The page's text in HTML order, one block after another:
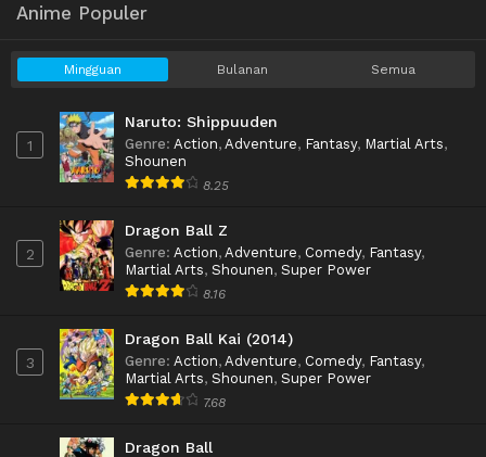
Anime Populer
Mingguan Bulanan Semua
1
Naruto: Shippuuden
Genre: Action, Adventure, Fantasy, Martial Arts,
Shounen
8.25
2
Dragon Ball Z
Genre: Action, Adventure, Comedy, Fantasy,
Martial Arts, Shounen, Super Power
8.16
3
Dragon Ball Kai (2014)
Genre: Action, Adventure, Comedy, Fantasy,
Martial Arts, Shounen, Super Power
7.68
Dragon Ball